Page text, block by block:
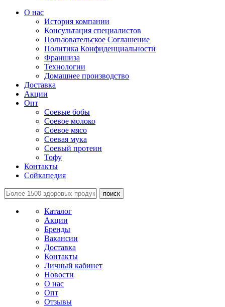
О нас
История компании
Консультация специалистов
Пользовательское Соглашение
Политика Конфиденциальности
Франшиза
Технологии
Домашнее производство
Доставка
Акции
Опт
Соевые бобы
Соевое молоко
Соевое мясо
Соевая мука
Соевый протеин
Тофу
Контакты
Сойкапедия
поиск
Каталог
Акции
Бренды
Вакансии
Доставка
Контакты
Личный кабинет
Новости
О нас
Опт
Отзывы